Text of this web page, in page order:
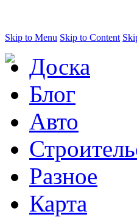
Skip to Menu Skip to Content
Доска
Блог
Авто
Разное
Карта